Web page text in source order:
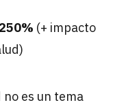
(+ impacto
es un tema